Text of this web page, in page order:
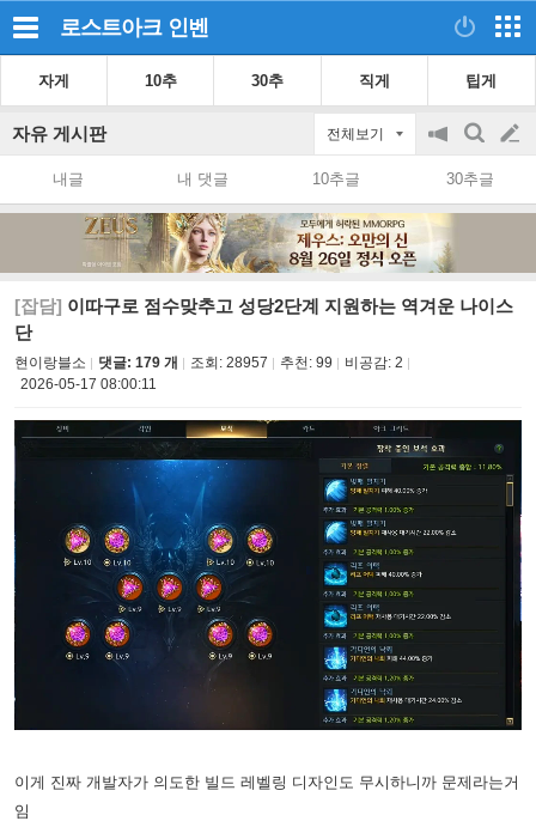
로스트아크 인벤
자게 10추 30추 직게 팁게
자유 게시판 전체보기
공
지
on/off
검
색
글
쓰
내글 내 댓글 10추글 30추글
[잡담] 이따구로 점수맞추고 성당2단계 지원하는 역겨운 나이스
단
현이랑블소 댓글: 179 개 조회: 28957 추천: 99 비공감: 2
2026-05-17 08:00:11
이게 진짜 개발자가 의도한 빌드 레벨링 디자인도 무시하니까 문제라는거
임